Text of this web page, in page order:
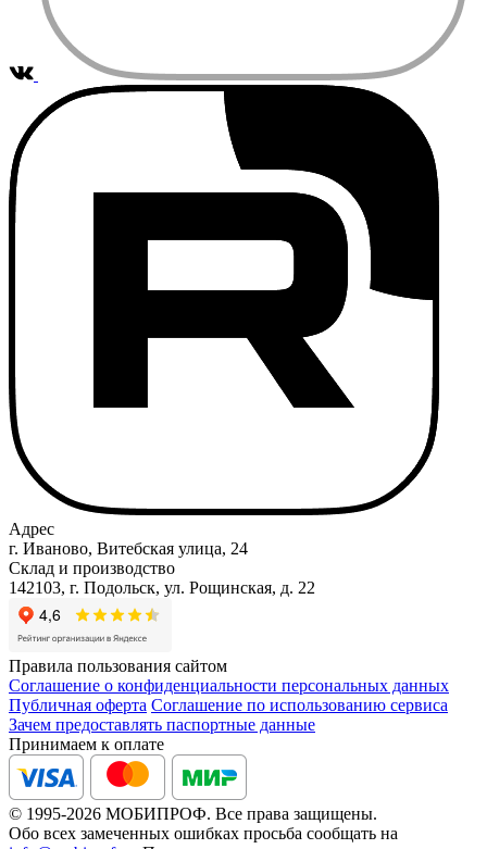
Адрес
г. Иваново, Витебская улица, 24
Склад и производство
142103, г. Подольск, ул. Рощинская, д. 22
Правила пользования сайтом
Соглашение о конфиденциальности персональных данных
Публичная оферта Соглашение по использованию сервиса
Зачем предоставлять паспортные данные
Принимаем к оплате
© 1995-2026 МОБИПРОФ. Все права защищены.
Обо всех замеченных ошибках просьба сообщать на